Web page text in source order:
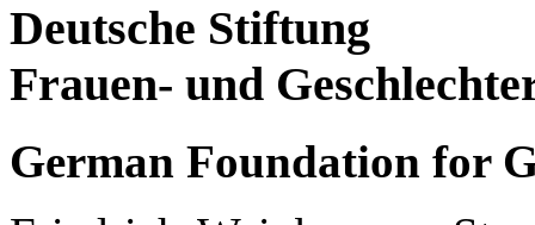
Deutsche Stiftung
Frauen- und
German Foundation for